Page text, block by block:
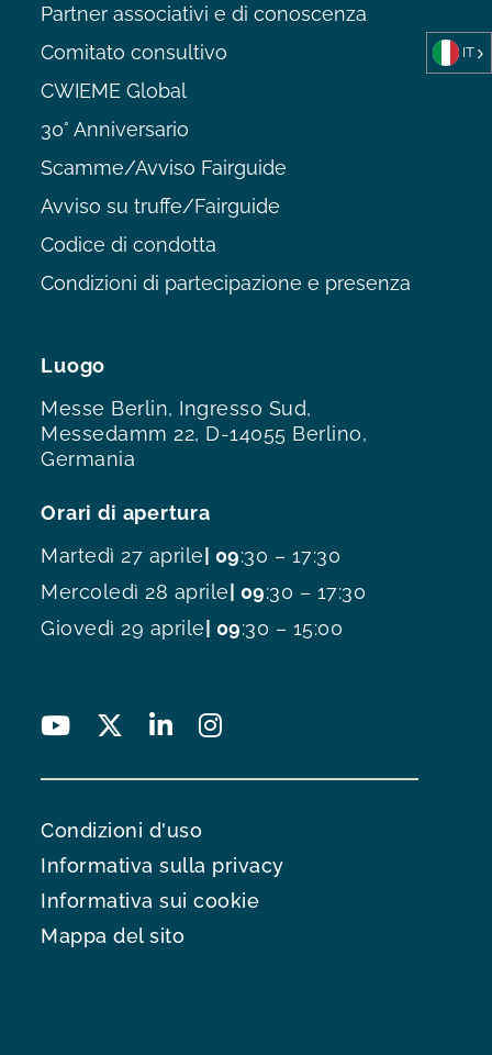
Luogo
Messe Berlin, Ingresso Sud,
Messedamm 22, D-14055 Berlino,
Germania
Orari di apertura
Martedì 27 aprile| 09:30 – 17:30
Mercoledì 28 aprile| 09:30 – 17:30
Giovedì 29 aprile| 09:30 – 15:00
Partner associativi e di conoscenza
Comitato consultivo
CWIEME Global
30° Anniversario
Scamme/Avviso Fairguide
Avviso su truffe/Fairguide
Codice di condotta
Condizioni di partecipazione e presenza
Condizioni d'uso
Informativa sulla privacy
Informativa sui cookie
Mappa del sito
IT